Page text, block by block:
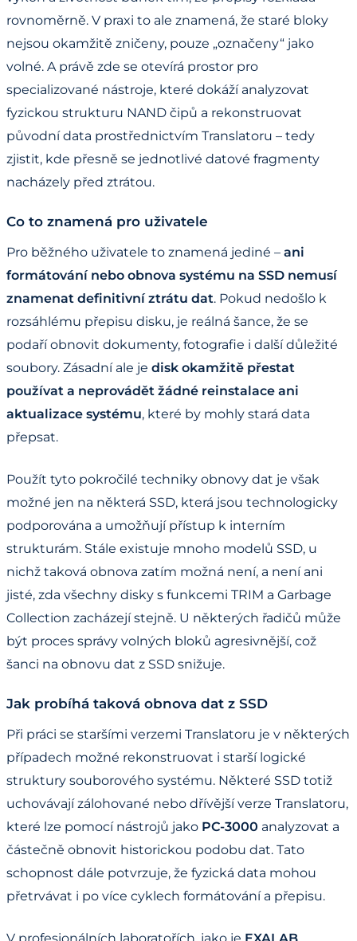
rovnoměrně. V praxi to ale znamená, že staré bloky
nejsou okamžitě zničeny, pouze „označeny“ jako
volné. A právě zde se otevírá prostor pro
specializované nástroje, které dokáží analyzovat
fyzickou strukturu NAND čipů a rekonstruovat
původní data prostřednictvím Translatoru – tedy
zjistit, kde přesně se jednotlivé datové fragmenty
nacházely před ztrátou.
Co to znamená pro uživatele
Pro běžného uživatele to znamená jediné – ani
formátování nebo obnova systému na SSD nemusí
znamenat definitivní ztrátu dat. Pokud nedošlo k
rozsáhlému přepisu disku, je reálná šance, že se
podaří obnovit dokumenty, fotografie i další důležité
soubory. Zásadní ale je disk okamžitě přestat
používat a neprovádět žádné reinstalace ani
aktualizace systému, které by mohly stará data
přepsat.
Použít tyto pokročilé techniky obnovy dat je však
možné jen na některá SSD, která jsou technologicky
podporována a umožňují přístup k interním
strukturám. Stále existuje mnoho modelů SSD, u
nichž taková obnova zatím možná není, a není ani
jisté, zda všechny disky s funkcemi TRIM a Garbage
Collection zacházejí stejně. U některých řadičů může
být proces správy volných bloků agresivnější, což
šanci na obnovu dat z SSD snižuje.
Jak probíhá taková obnova dat z SSD
Při práci se staršími verzemi Translatoru je v některých
případech možné rekonstruovat i starší logické
struktury souborového systému. Některé SSD totiž
uchovávají zálohované nebo dřívější verze Translatoru,
které lze pomocí nástrojů jako PC-3000 analyzovat a
částečně obnovit historickou podobu dat. Tato
schopnost dále potvrzuje, že fyzická data mohou
přetrvávat i po více cyklech formátování a přepisu.